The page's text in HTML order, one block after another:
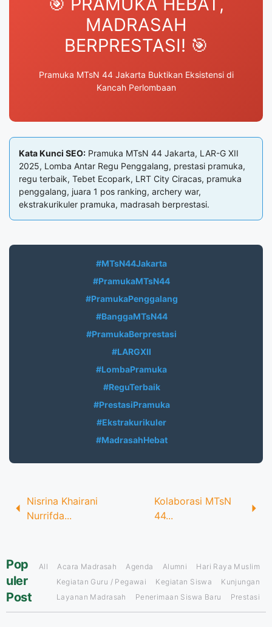
MADRASAH
BERPRESTASI! 🎯
Pramuka MTsN 44 Jakarta Buktikan Eksistensi di
Kancah Perlombaan
Kata Kunci SEO: Pramuka MTsN 44 Jakarta, LAR-G XII
2025, Lomba Antar Regu Penggalang, prestasi pramuka,
regu terbaik, Tebet Ecopark, LRT City Ciracas, pramuka
penggalang, juara 1 pos ranking, archery war,
ekstrakurikuler pramuka, madrasah berprestasi.
#MTsN44Jakarta
#PramukaMTsN44
#PramukaPenggalang
#BanggaMTsN44
#PramukaBerprestasi
#LARGXII
#LombaPramuka
#ReguTerbaik
#PrestasiPramuka
#Ekstrakurikuler
#MadrasahHebat
Nisrina Khairani
Nurrifda...
Kolaborasi MTsN
44...
Pop
uler
Post
All Acara Madrasah Agenda Alumni
Hari Raya Muslim
Kegiatan Guru / Pegawai
Kegiatan Siswa
Kunjungan
Layanan Madrasah
Penerimaan Siswa Baru Prestasi